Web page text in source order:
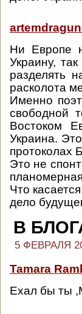
Ни Европе
Украину,
разделять
расколота
Именно
свободной
Востоком
Украина.
протоколах
Это не
Что
дело
В
5 ФЕВРАЛЯ
Tamara
Ехал бы ты